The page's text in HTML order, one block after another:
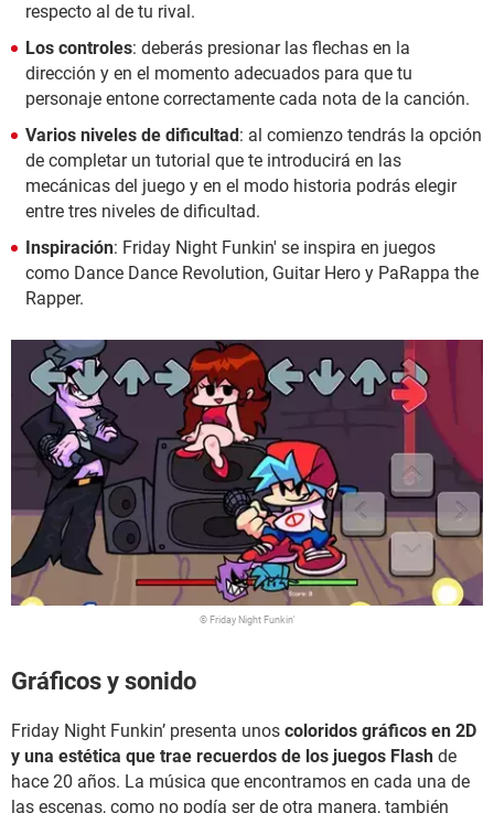
respecto al de tu rival.
Los controles: deberás presionar las flechas en la
dirección y en el momento adecuados para que tu
personaje entone correctamente cada nota de la canción.
Varios niveles de dificultad: al comienzo tendrás la opción
de completar un tutorial que te introducirá en las
mecánicas del juego y en el modo historia podrás elegir
entre tres niveles de dificultad.
Inspiración: Friday Night Funkin' se inspira en juegos
como Dance Dance Revolution, Guitar Hero y PaRappa the
Rapper.
© Friday Night Funkin'
Gráficos y sonido
Friday Night Funkin’ presenta unos coloridos gráficos en 2D
y una estética que trae recuerdos de los juegos Flash de
hace 20 años. La música que encontramos en cada una de
las escenas, como no podía ser de otra manera, también